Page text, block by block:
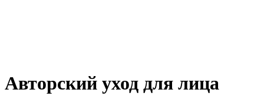
Авторский уход для лица